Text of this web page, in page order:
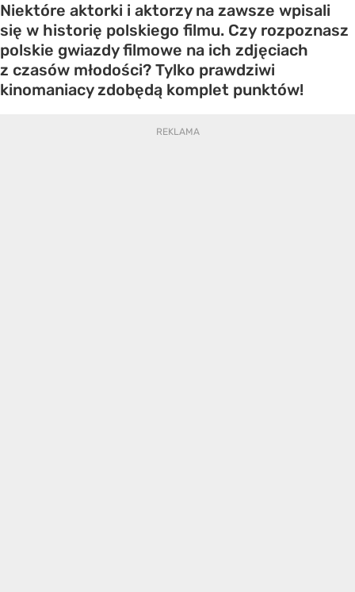
Niektóre aktorki i aktorzy na zawsze wpisali
się w historię polskiego filmu. Czy rozpoznasz
polskie gwiazdy filmowe na ich zdjęciach
z czasów młodości? Tylko prawdziwi
kinomaniacy zdobędą komplet punktów!